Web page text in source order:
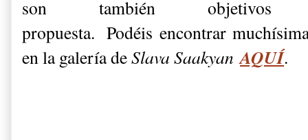
son también
propuesta. Podéis encontrar
en la galería deSlava Saakyan AQUÍ.